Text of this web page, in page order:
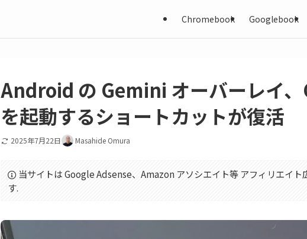
Chromebook Googlebook
Android の Gemini オーバーレイ
を起動するショートカットが復活
2025年7月22日 Masahide Omura
当サイトは Google Adsense、Amazon アソシエイト等 アフィリエイ
す.